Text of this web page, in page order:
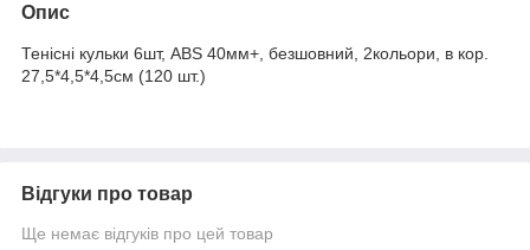
Опис
Тенісні кульки 6шт, ABS 40мм+, безшовний, 2кольори, в кор.
27,5*4,5*4,5см (120 шт.)
Відгуки про товар
Ще немає відгуків про цей товар